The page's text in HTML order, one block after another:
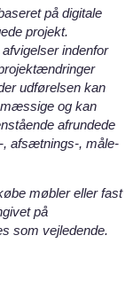
på digitale
projekt.
indenfor
udførelsen kan
og kan
afrundede
, afsætnings-, måle-
møbler eller fast
på
som vejledende.